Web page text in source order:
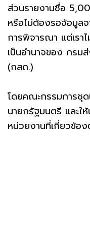
ส่วนรายงานชื่อ
หรือไม่ต้องรอจ้อมูล
การพิจารณา แต่เรา
เป็นอำนาจของ กรม
(กสถ.)
โดยคณะกรรมการชุ
นายกรัฐมนตรี และใ
หน่วยงานที่เกี่ยวข้อง